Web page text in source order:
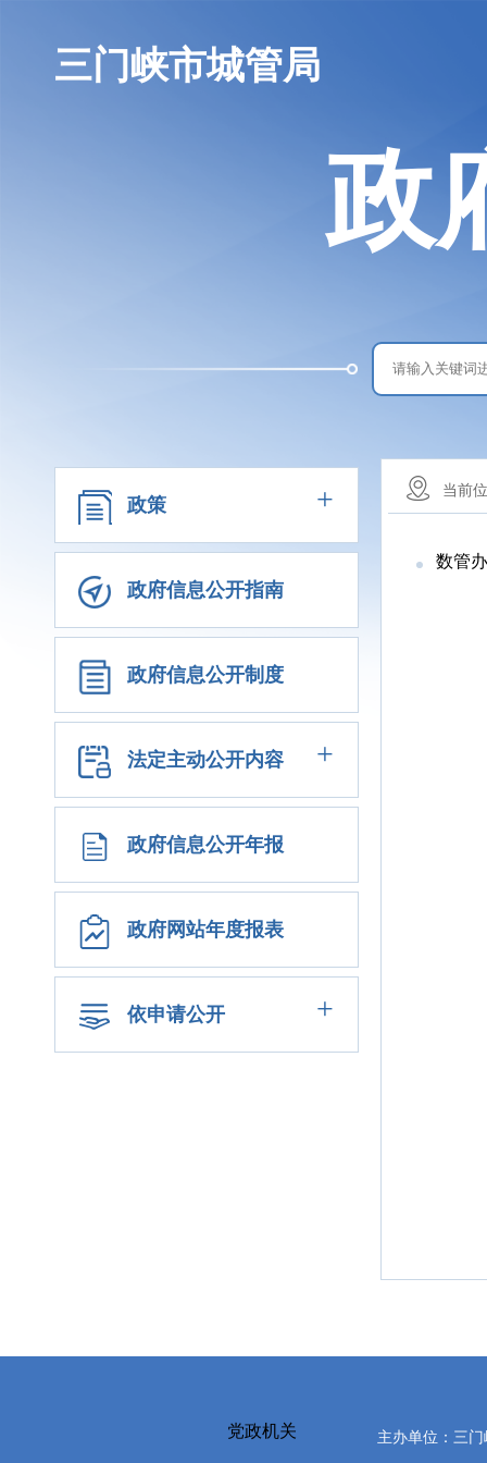
三门峡市城管局
政
政策 +
政府信息公开指南
政府信息公开制度
法定主动公开内容 +
政府信息公开年报
政府网站年度报表
依申请公开 +
当前
数管
党政机关 主办单位：三